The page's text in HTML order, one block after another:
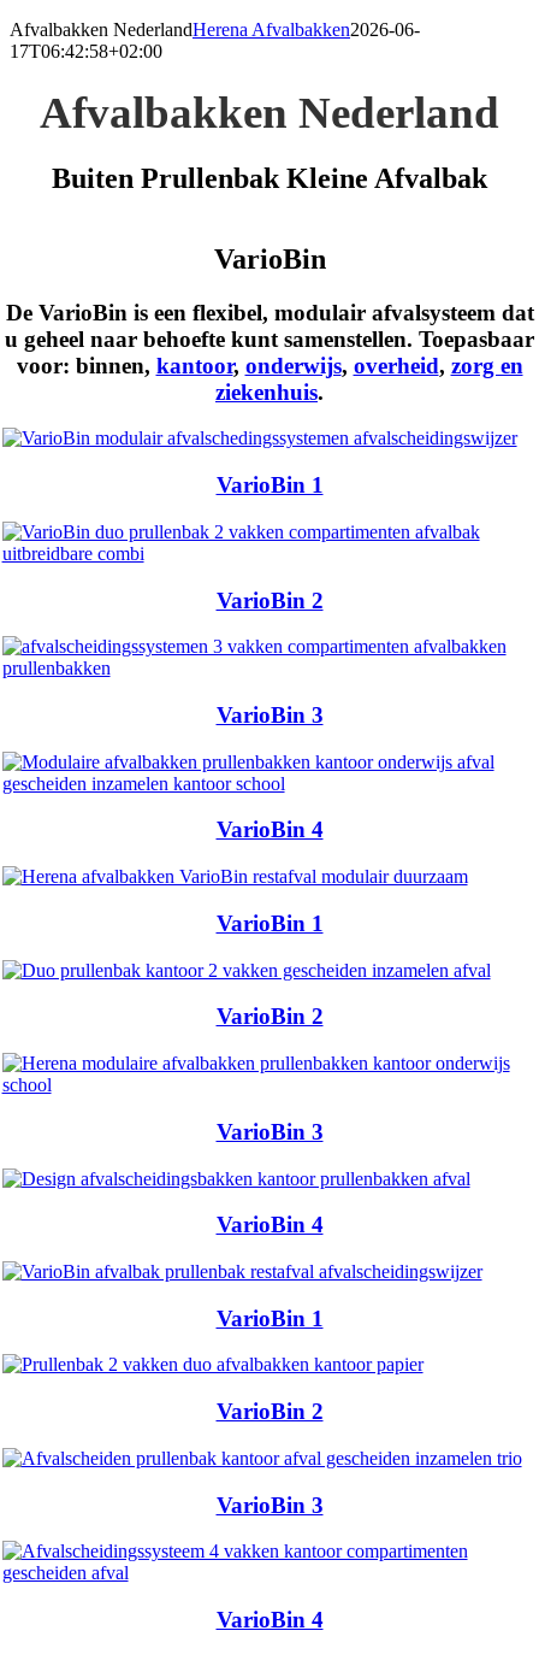
Afvalbakken NederlandHerena Afvalbakken2026-06-
17T06:42:58+02:00
Afvalbakken Nederland
Buiten Prullenbak Kleine Afvalbak
VarioBin
De VarioBin is een flexibel, modulair afvalsysteem dat
u geheel naar behoefte kunt samenstellen. Toepasbaar
voor: binnen, kantoor, onderwijs, overheid, zorg en
ziekenhuis.
VarioBin 1
VarioBin 2
VarioBin 3
VarioBin 4
VarioBin 1
VarioBin 2
VarioBin 3
VarioBin 4
VarioBin 1
VarioBin 2
VarioBin 3
VarioBin 4